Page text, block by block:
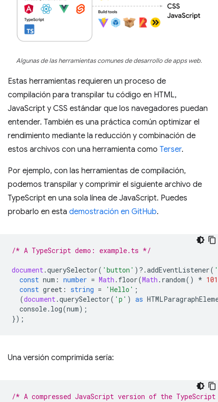
Algunas de las herramientas comunes de desarrollo de apps web.
Estas herramientas requieren un proceso de
compilación para transpilar tu código en HTML,
JavaScript y CSS estándar que los navegadores puedan
entender. También es una práctica común optimizar el
rendimiento mediante la reducción y combinación de
estos archivos con una herramienta como Terser.
Por ejemplo, con las herramientas de compilación,
podemos transpilar y comprimir el siguiente archivo de
TypeScript en una sola línea de JavaScript. Puedes
probarlo en esta demostración en GitHub.
/* A TypeScript demo: example.ts */
document.querySelector( 'button' ) ? .addEventListener(
const num : number = Math . floor(Math . random() * 101
const greet : string = 'Hello' ;
(document.querySelector( 'p' ) as
console. log(num);
});
Una versión comprimida sería:
/* A compressed JavaScript version of the